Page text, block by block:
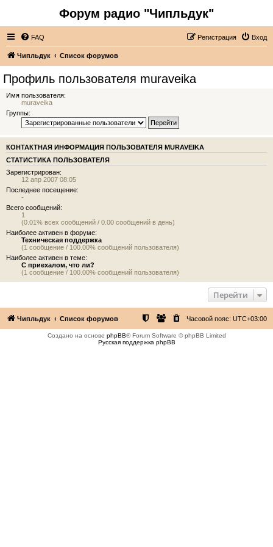
Форум радио "Чипльдук"
FAQ Вход
Регистрация
Чипльдук Список форумов
Профиль пользователя muraveika
Имя пользователя:
muraveika
Группы:
КОНТАКТНАЯ ИНФОРМАЦИЯ ПОЛЬЗОВАТЕЛЯ MURAVEIKA
СТАТИСТИКА ПОЛЬЗОВАТЕЛЯ
Зарегистрирован:
12 апр 2007 08:05
Последнее посещение:
-
Всего сообщений:
1
(0.01% всех сообщений / 0.00 сообщений в день)
Наиболее активен в форуме:
Техническая поддержка
(1 сообщение / 100.00% сообщений пользователя)
Наиболее активен в теме:
С приехалом, что ли?
(1 сообщение / 100.00% сообщений пользователя)
Перейти
Чипльдук Список форумов Часовой пояс: UTC+03:00
Создано на основе phpBB® Forum Software © phpBB Limited
Русская поддержка phpBB